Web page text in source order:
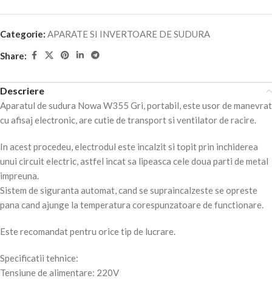
Categorie: APARATE SI INVERTOARE DE SUDURA
Share:
Descriere
Aparatul de sudura Nowa W355 Gri, portabil, este usor de manevrat
cu afisaj electronic, are cutie de transport si ventilator de racire.
In acest procedeu, electrodul este incalzit si topit prin inchiderea
unui circuit electric, astfel incat sa lipeasca cele doua parti de metal
impreuna.
Sistem de siguranta automat, cand se supraincalzeste se opreste
pana cand ajunge la temperatura corespunzatoare de functionare.
Este recomandat pentru orice tip de lucrare.
Specificatii tehnice:
Tensiune de alimentare: 220V